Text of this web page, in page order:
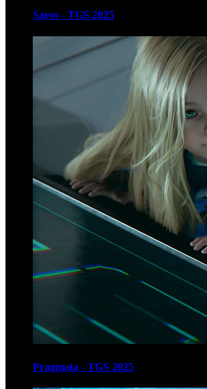
Saros - TGS 2025
Pragmata - TGS 2025